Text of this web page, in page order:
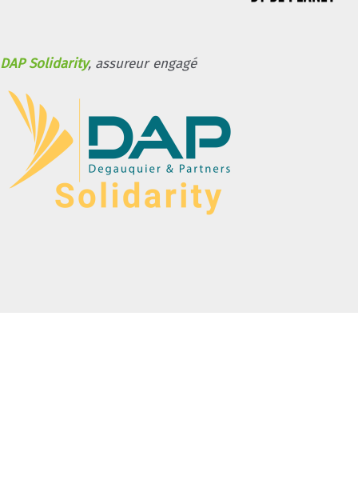
DAP Solidarity, assureur engagé